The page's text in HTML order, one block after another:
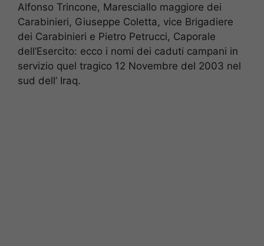
Alfonso Trincone, Maresciallo maggiore dei
Carabinieri, Giuseppe Coletta, vice Brigadiere
dei Carabinieri e Pietro Petrucci, Caporale
dell’Esercito: ecco i nomi dei caduti campani in
servizio quel tragico 12 Novembre del 2003 nel
sud dell’ Iraq.